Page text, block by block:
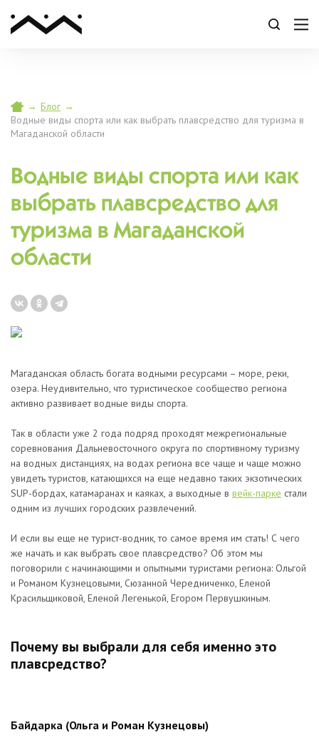
→ Блог →
Водные виды спорта или как выбрать плавсредство для туризма в
Магаданской области
Водные виды спорта или как
выбрать плавсредство для
туризма в Магаданской
области
Магаданская область богата водными ресурсами – море, реки,
озера. Неудивительно, что туристическое сообщество региона
активно развивает водные виды спорта.
Так в области уже 2 года подряд проходят межрегиональные
соревнования Дальневосточного округа по спортивному туризму
на водных дистанциях, на водах региона все чаще и чаще можно
увидеть туристов, катающихся на еще недавно таких экзотических
SUP-бордах, катамаранах и каяках, а выходные в вейк-парке стали
одним из лучших городских развлечений.
И если вы еще не турист-водник, то самое время им стать! С чего
же начать и как выбрать свое плавсредство? Об этом мы
поговорили с начинающими и опытными туристами региона: Ольгой
и Романом Кузнецовыми, Сюзанной Чередниченко, Еленой
Красильщиковой, Еленой Легенькой, Егором Первушкиным.
Почему вы выбрали для себя именно это
плавсредство?
Байдарка (Ольга и Роман Кузнецовы)